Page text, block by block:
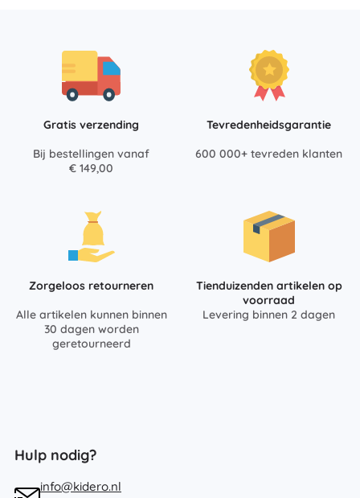
Gratis verzending
Bij bestellingen vanaf
€ 149,00
Tevredenheidsgarantie
600 000+ tevreden klanten
Zorgeloos retourneren
Alle artikelen kunnen binnen
30 dagen worden
geretourneerd
Tienduizenden artikelen op
voorraad
Levering binnen 2 dagen
Hulp nodig?
info@kidero.nl